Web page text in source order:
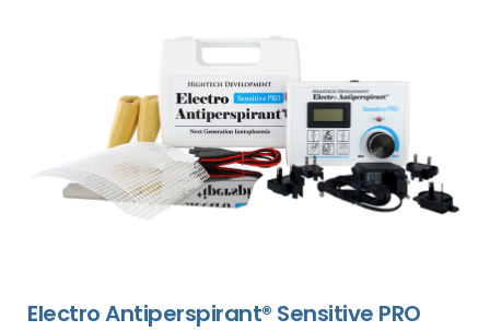
Electro Antiperspirant® Sensitive PRO